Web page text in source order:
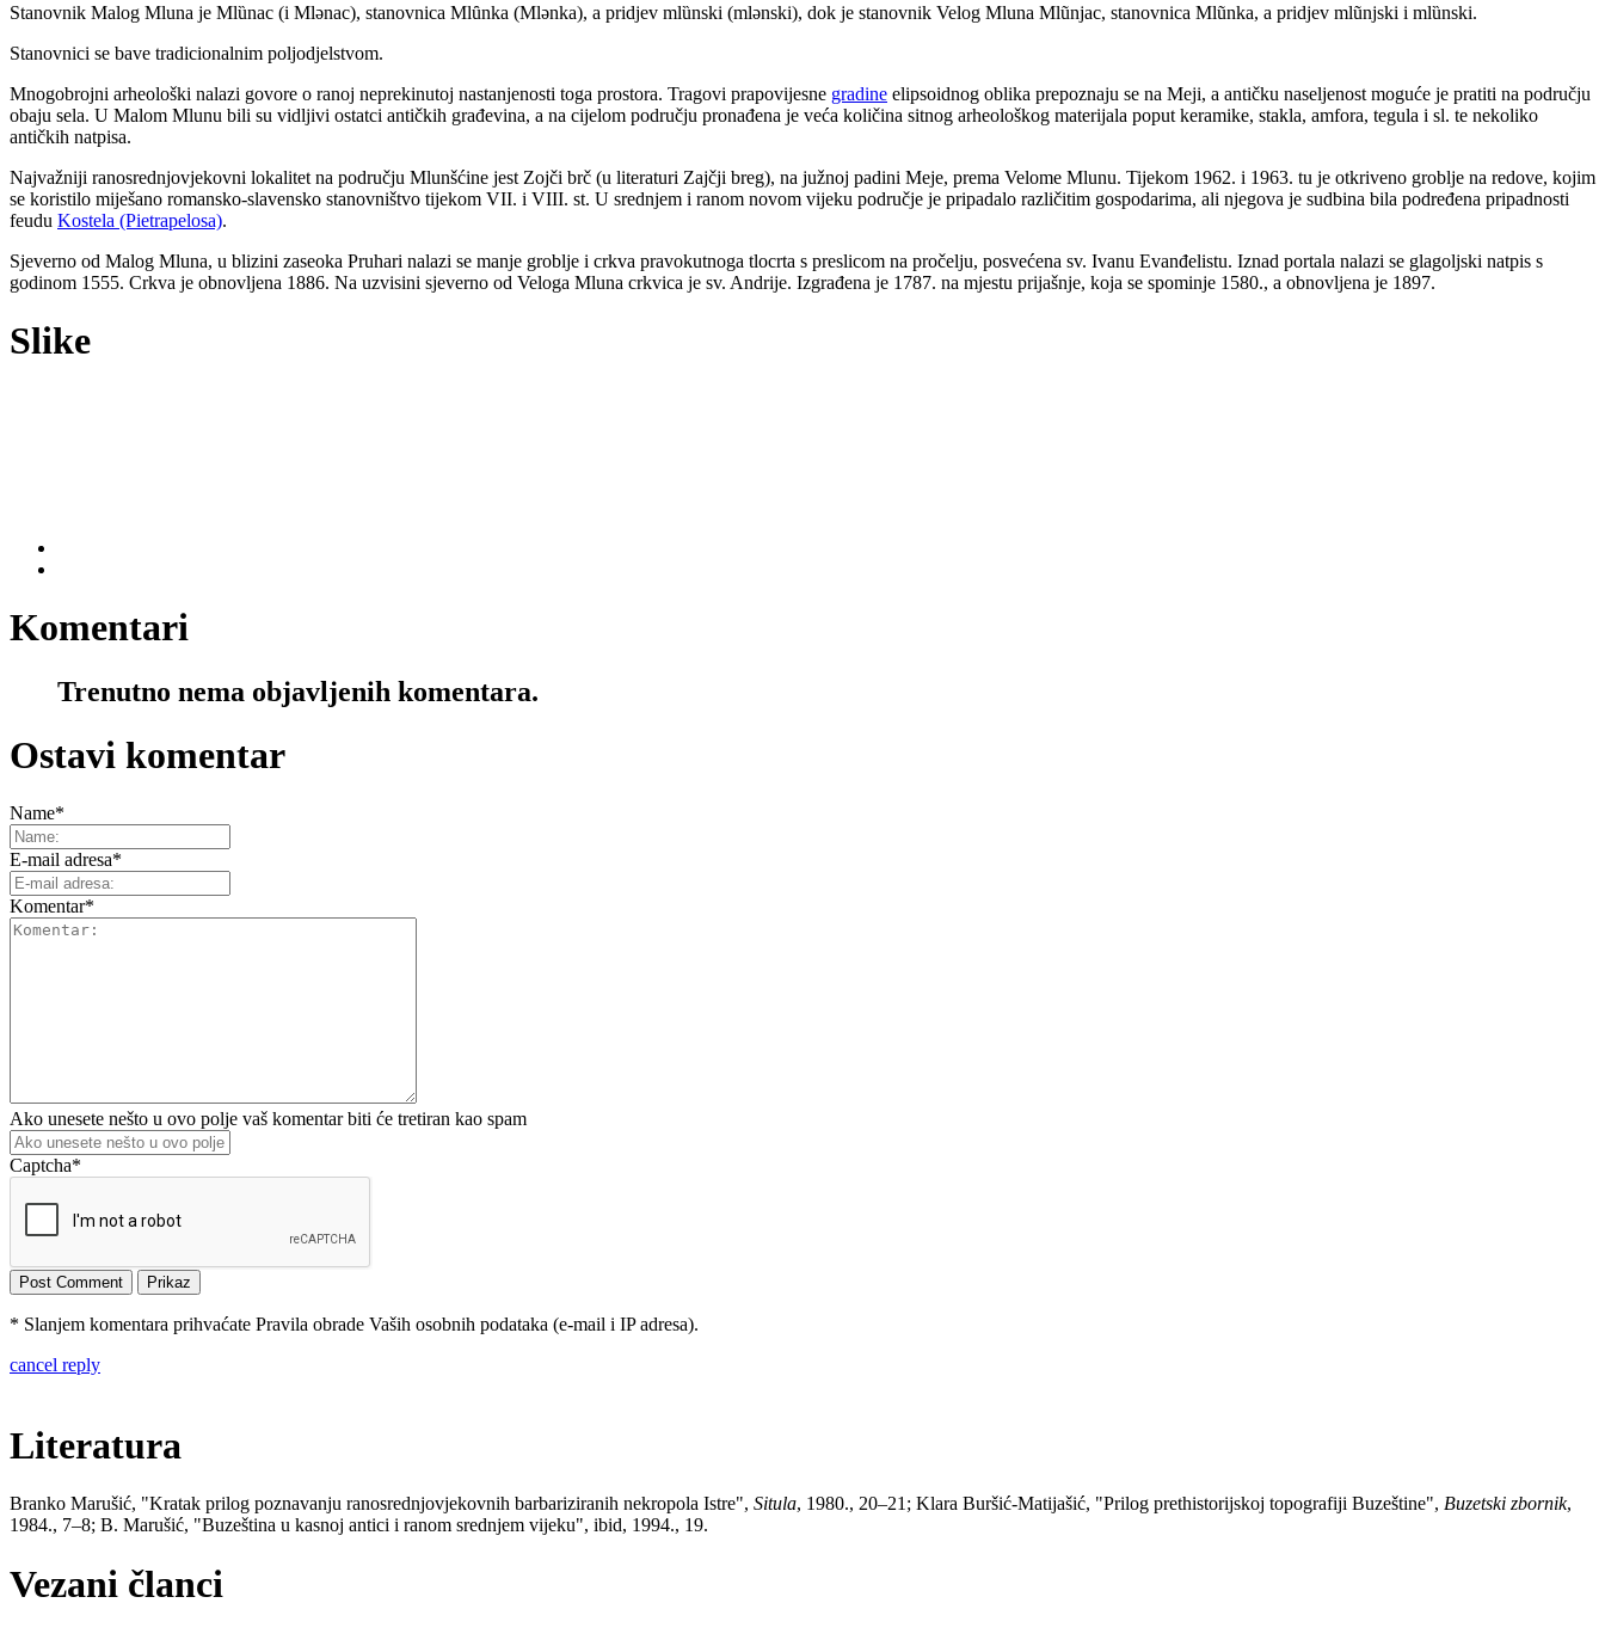
Stanovnik Malog Mluna je Mlȕnac (i Mlənac), stanovnica Mlȗnka (Mlənka), a pridjev mlȕnski (mlənski), dok je stanovnik Velog Mluna Mlũnjac, stanovnica Mlũnka, a pridjev mlũnjski i mlȕnski.
Stanovnici se bave tradicionalnim poljodjelstvom.
Mnogobrojni arheološki nalazi govore o ranoj neprekinutoj nastanjenosti toga prostora. Tragovi prapovijesne gradine elipsoidnog oblika prepoznaju se na Meji, a antičku naseljenost moguće je pratiti na području
obaju sela. U Malom Mlunu bili su vidljivi ostatci antičkih građevina, a na cijelom području pronađena je veća količina sitnog arheološkog materijala poput keramike, stakla, amfora, tegula i sl. te nekoliko
antičkih natpisa.
Najvažniji ranosrednjovjekovni lokalitet na području Mlunšćine jest Zojči brč (u literaturi Zajčji breg), na južnoj padini Meje, prema Velome Mlunu. Tijekom 1962. i 1963. tu je otkriveno groblje na redove, kojim
se koristilo miješano romansko-slavensko stanovništvo tijekom VII. i VIII. st. U srednjem i ranom novom vijeku područje je pripadalo različitim gospodarima, ali njegova je sudbina bila podređena pripadnosti
feudu Kostela (Pietrapelosa).
Sjeverno od Malog Mluna, u blizini zaseoka Pruhari nalazi se manje groblje i crkva pravokutnoga tlocrta s preslicom na pročelju, posvećena sv. Ivanu Evanđelistu. Iznad portala nalazi se glagoljski natpis s
godinom 1555. Crkva je obnovljena 1886. Na uzvisini sjeverno od Veloga Mluna crkvica je sv. Andrije. Izgrađena je 1787. na mjestu prijašnje, koja se spominje 1580., a obnovljena je 1897.
Slike
Komentari
Trenutno nema objavljenih komentara.
Ostavi komentar
Name*
E-mail adresa*
Komentar*
Ako unesete nešto u ovo polje vaš komentar biti će tretiran kao spam
Captcha*
* Slanjem komentara prihvaćate Pravila obrade Vaših osobnih podataka (e-mail i IP adresa).
cancel reply
Literatura
Branko Marušić, "Kratak prilog poznavanju ranosrednjovjekovnih barbariziranih nekropola Istre", Situla, 1980., 20–21; Klara Buršić-Matijašić, "Prilog prethistorijskoj topografiji Buzeštine", Buzetski zbornik,
1984., 7–8; B. Marušić, "Buzeština u kasnoj antici i ranom srednjem vijeku", ibid, 1994., 19.
Vezani članci